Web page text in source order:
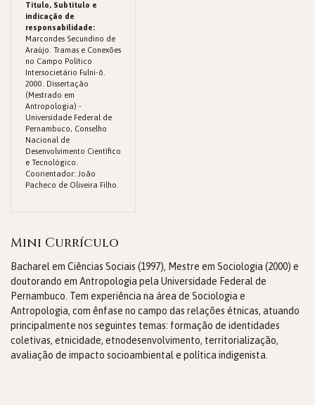
Titulo, Subtitulo e
indicação de
responsabilidade:
Marcondes Secundino de
Araújo. Tramas e Conexões
no Campo Político
Intersocietário Fulni-ô.
2000. Dissertação
(Mestrado em
Antropologia) -
Universidade Federal de
Pernambuco, Conselho
Nacional de
Desenvolvimento Científico
e Tecnológico.
Coorientador: João
Pacheco de Oliveira Filho.
Mini Currículo
Bacharel em Ciências Sociais (1997), Mestre em Sociologia (2000) e
doutorando em Antropologia pela Universidade Federal de
Pernambuco. Tem experiência na área de Sociologia e
Antropologia, com ênfase no campo das relações étnicas, atuando
principalmente nos seguintes temas: formação de identidades
coletivas, etnicidade, etnodesenvolvimento, territorialização,
avaliação de impacto socioambiental e política indigenista.